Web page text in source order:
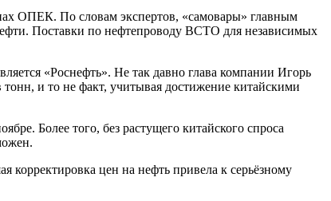
ОПЕК. По словам экспертов, «самовары» главным
Поставки по нефтепроводу ВСТО для независимых
«Роснефть». Не так давно глава компании Игорь
и то не факт, учитывая достижение китайскими
Более того, без растущего китайского спроса
цен на нефть привела к серьёзному